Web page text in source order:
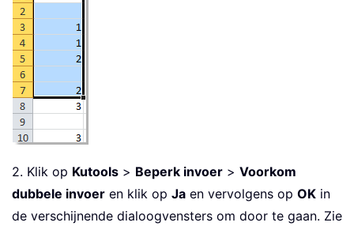
2. Klik op Kutools > Beperk invoer > Voorkom
dubbele invoer en klik op Ja en vervolgens op OK in
de verschijnende dialoogvensters om door te gaan. Zie